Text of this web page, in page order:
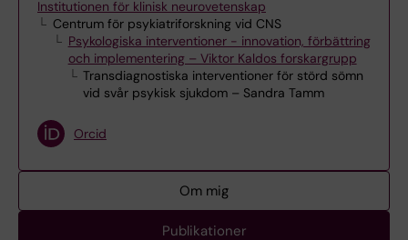
Institutionen för klinisk neurovetenskap
Centrum för psykiatriforskning vid CNS
Psykologiska interventioner - innovation, förbättring
och implementering – Viktor Kaldos forskargrupp
Transdiagnostiska interventioner för störd sömn
vid svår psykisk sjukdom – Sandra Tamm
Orcid
Om mig
Publikationer